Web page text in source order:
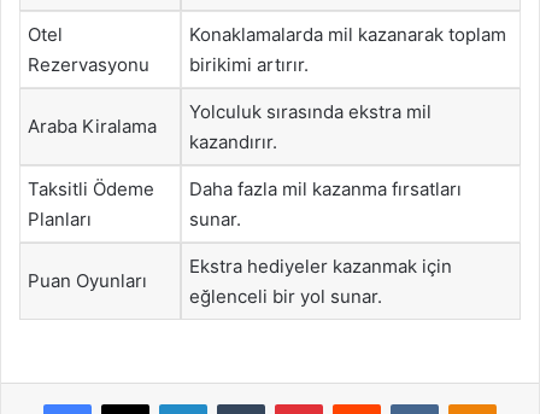
Otel
Rezervasyonu
Konaklamalarda mil kazanarak toplam
birikimi artırır.
Araba Kiralama
Yolculuk sırasında ekstra mil
kazandırır.
Taksitli Ödeme
Planları
Daha fazla mil kazanma fırsatları
sunar.
Puan Oyunları
Ekstra hediyeler kazanmak için
eğlenceli bir yol sunar.
Facebook
X LinkedInTumblr PinterestReddit VKontakte